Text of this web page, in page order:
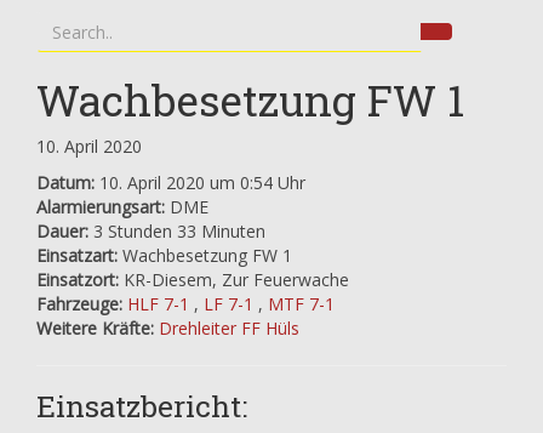
Wachbesetzung FW 1
10. April 2020
Datum: 10. April 2020 um 0:54 Uhr
Alarmierungsart: DME
Dauer: 3 Stunden 33 Minuten
Einsatzart: Wachbesetzung FW 1
Einsatzort: KR-Diesem, Zur Feuerwache
Fahrzeuge: HLF 7-1 , LF 7-1 , MTF 7-1
Weitere Kräfte: Drehleiter FF Hüls
Einsatzbericht: